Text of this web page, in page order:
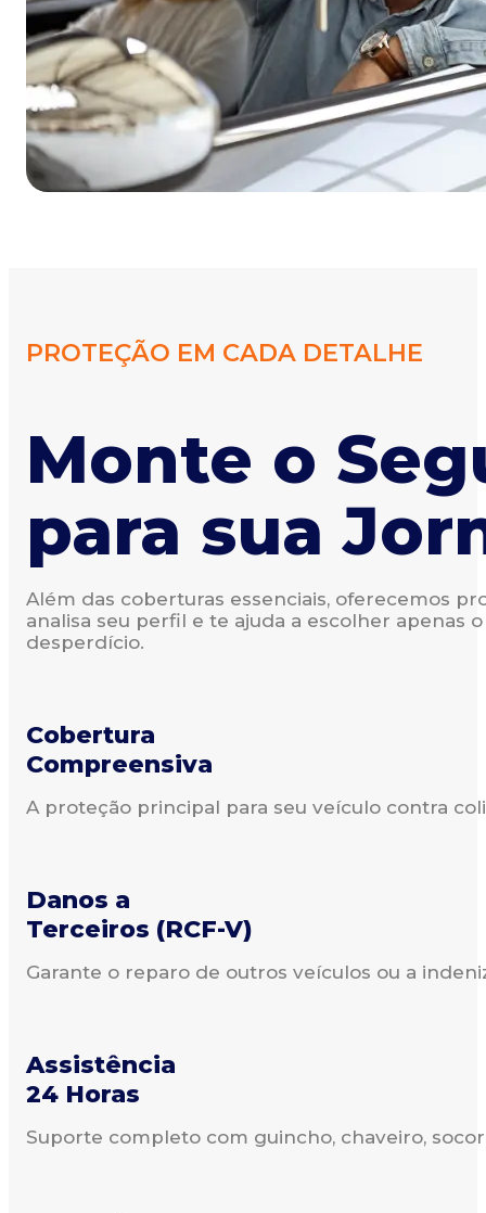
PROTEÇÃO EM CADA DETALHE
Monte o
para sua
Além das coberturas essenciais, oferecemos
analisa seu perfil e te ajuda a escolher apenas
desperdício.
Cobertura
Compreensiva
A proteção principal para seu veículo contra
Danos a
Terceiros (RCF-V)
Garante o reparo de outros veículos ou a
Assistência
24 Horas
Suporte completo com guincho, chaveiro,